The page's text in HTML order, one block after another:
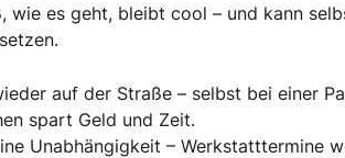
wie es geht, bleibt cool – und kann
auf der Straße – selbst bei einer
spart Geld und Zeit.
Unabhängigkeit – Werkstatttermine